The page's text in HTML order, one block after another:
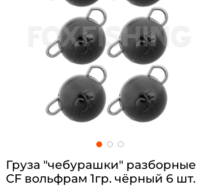
Груза "чебурашки" разборные
CF вольфрам 1гр. чёрный 6 шт.